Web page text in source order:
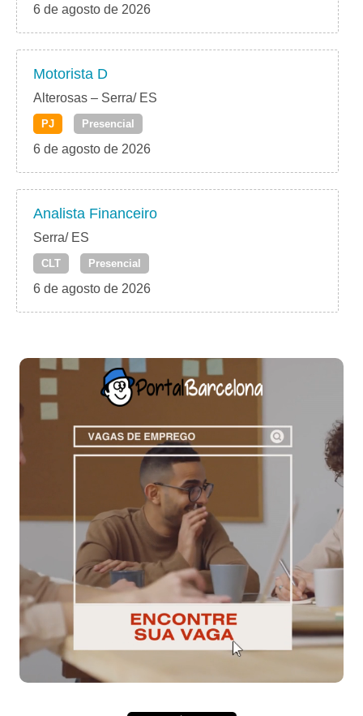
6 de agosto de 2026
Motorista D
Alterosas – Serra/ ES
PJ Presencial
6 de agosto de 2026
Analista Financeiro
Serra/ ES
CLT Presencial
6 de agosto de 2026